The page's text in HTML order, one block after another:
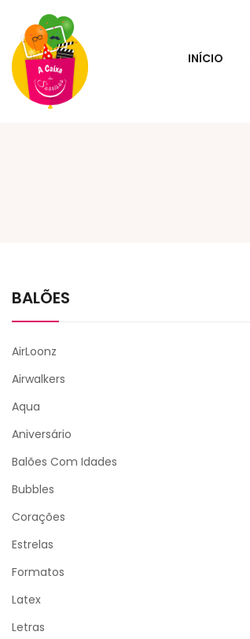
INÍCIO
BALÕES
AirLoonz
Airwalkers
Aqua
Aniversário
Balões Com Idades
Bubbles
Corações
Estrelas
Formatos
Latex
Letras